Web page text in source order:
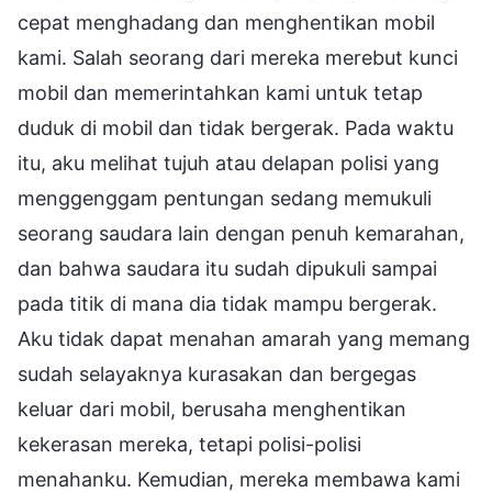
cepat menghadang dan menghentikan mobil
kami. Salah seorang dari mereka merebut kunci
mobil dan memerintahkan kami untuk tetap
duduk di mobil dan tidak bergerak. Pada waktu
itu, aku melihat tujuh atau delapan polisi yang
menggenggam pentungan sedang memukuli
seorang saudara lain dengan penuh kemarahan,
dan bahwa saudara itu sudah dipukuli sampai
pada titik di mana dia tidak mampu bergerak.
Aku tidak dapat menahan amarah yang memang
sudah selayaknya kurasakan dan bergegas
keluar dari mobil, berusaha menghentikan
kekerasan mereka, tetapi polisi-polisi
menahanku. Kemudian, mereka membawa kami